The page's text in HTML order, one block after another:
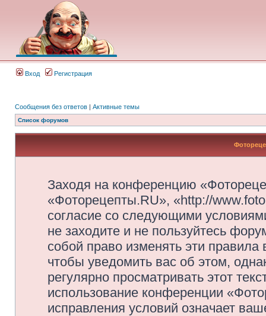
Вход Регистрация
Сообщения без ответов | Активные темы
Список форумов
Заходя на конференцию
«Фоторецепты.RU», «http://
согласие со следующими
не заходите и не пользуйтесь
собой право изменять эти
чтобы уведомить вас об этом,
регулярно просматривать этот
использование конференции
исправления условий означает